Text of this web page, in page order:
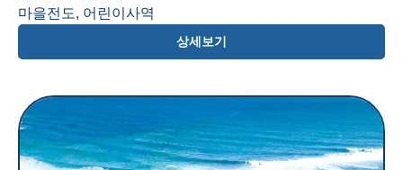
마을전도, 어린이사역
상세보기